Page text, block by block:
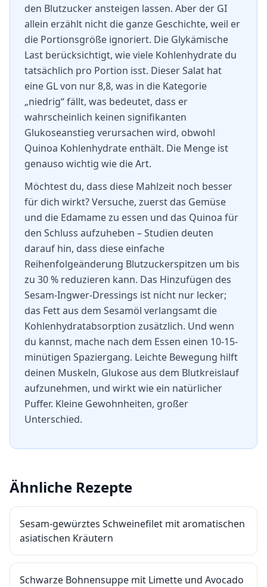
den Blutzucker ansteigen lassen. Aber der GI
allein erzählt nicht die ganze Geschichte, weil er
die Portionsgröße ignoriert. Die Glykämische
Last berücksichtigt, wie viele Kohlenhydrate du
tatsächlich pro Portion isst. Dieser Salat hat
eine GL von nur 8,8, was in die Kategorie
„niedrig“ fällt, was bedeutet, dass er
wahrscheinlich keinen signifikanten
Glukoseanstieg verursachen wird, obwohl
Quinoa Kohlenhydrate enthält. Die Menge ist
genauso wichtig wie die Art.
Möchtest du, dass diese Mahlzeit noch besser
für dich wirkt? Versuche, zuerst das Gemüse
und die Edamame zu essen und das Quinoa für
den Schluss aufzuheben – Studien deuten
darauf hin, dass diese einfache
Reihenfolgeänderung Blutzuckerspitzen um bis
zu 30 % reduzieren kann. Das Hinzufügen des
Sesam-Ingwer-Dressings ist nicht nur lecker;
das Fett aus dem Sesamöl verlangsamt die
Kohlenhydratabsorption zusätzlich. Und wenn
du kannst, mache nach dem Essen einen 10-15-
minütigen Spaziergang. Leichte Bewegung hilft
deinen Muskeln, Glukose aus dem Blutkreislauf
aufzunehmen, und wirkt wie ein natürlicher
Puffer. Kleine Gewohnheiten, großer
Unterschied.
Ähnliche Rezepte
Sesam-gewürztes Schweinefilet mit aromatischen
asiatischen Kräutern
Schwarze Bohnensuppe mit Limette und Avocado